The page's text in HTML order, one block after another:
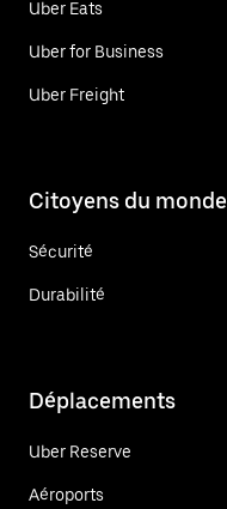
Uber Eats
Uber for Business
Uber Freight
Citoyens du monde
Sécurité
Durabilité
Déplacements
Uber Reserve
Aéroports